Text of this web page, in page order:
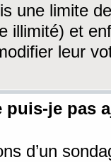
une limite
illimité) et
leur
puis-je pas
d’un